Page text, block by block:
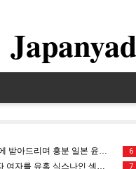
아드리며 흥분 일본 윤간 ?
자를 유혹 식스나인 섹스를
6
7